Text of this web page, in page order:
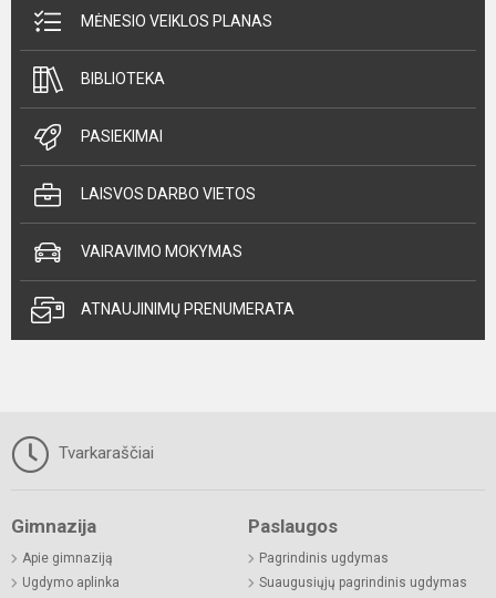
MĖNESIO VEIKLOS PLANAS
BIBLIOTEKA
PASIEKIMAI
LAISVOS DARBO VIETOS
VAIRAVIMO MOKYMAS
ATNAUJINIMŲ PRENUMERATA
Tvarkaraščiai
Gimnazija
Apie gimnaziją
Ugdymo aplinka
Paslaugos
Pagrindinis ugdymas
Suaugusiųjų pagrindinis ugdymas